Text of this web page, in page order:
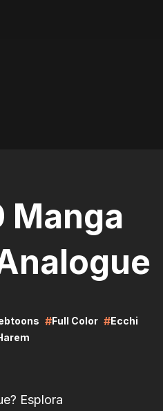
Manga
#Full Color #Ecchi
Esplora